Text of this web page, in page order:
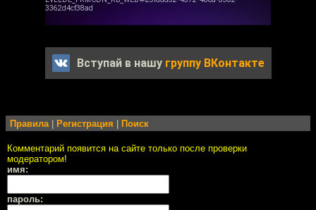
Вступай в нашу группу ВКонтакте
Правила| Регистрация Поиск
Комментарий появится на сайте только после проверки
модератором!
имя:
пароль: